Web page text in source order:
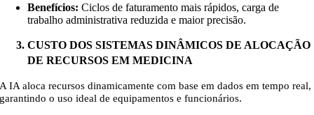
Benefícios:Ciclos de faturamento mais rápidos, carga de
trabalho administrativa reduzida e maior precisão.
CUSTO DOS SISTEMAS DINÂMICOS DE ALOCAÇÃO
DE RECURSOS EM MEDICINA
A IA aloca recursos dinamicamente com base em dados em tempo real,
garantindo o uso ideal de equipamentos e funcionários.